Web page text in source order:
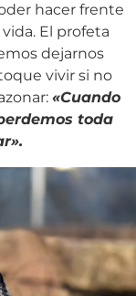
hacer frente
El profeta
dejarnos
vivir si no
«Cuando
toda